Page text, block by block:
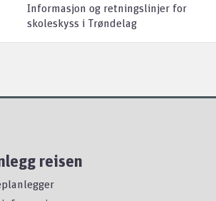
Informasjon og retningslinjer for
skoleskyss i Trøndelag
reisen